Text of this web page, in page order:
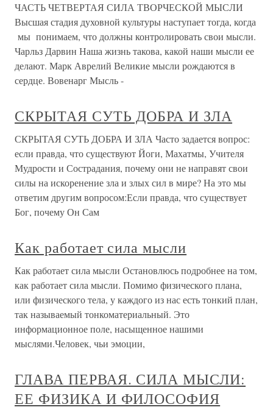
ЧАСТЬ ЧЕТВЕРТАЯ СИЛА ТВОРЧЕСКОЙ МЫСЛИ
Высшая стадия духовной культуры наступает тогда, когда
мы понимаем, что должны контролировать свои мысли.
Чарльз Дарвин Наша жизнь такова, какой наши мысли ее
делают. Марк Аврелий Великие мысли рождаются в
сердце. Вовенарг Мысль -
СКРЫТАЯ СУТЬ ДОБРА И ЗЛА
СКРЫТАЯ СУТЬ ДОБРА И ЗЛА Часто задается вопрос:
если правда, что существуют Йоги, Махатмы, Учителя
Мудрости и Сострадания, почему они не направят свои
силы на искоренение зла и злых сил в мире? На это мы
ответим другим вопросом:Если правда, что существует
Бог, почему Он Сам
Как работает сила мысли
Как работает сила мысли Остановлюсь подробнее на том,
как работает сила мысли. Помимо физического плана,
или физического тела, у каждого из нас есть тонкий план,
так называемый тонкоматериальный. Это
информационное поле, насыщенное нашими
мыслями.Человек, чьи эмоции,
ГЛАВА ПЕРВАЯ. СИЛА МЫСЛИ:
ЕЕ ФИЗИКА И ФИЛОСОФИЯ